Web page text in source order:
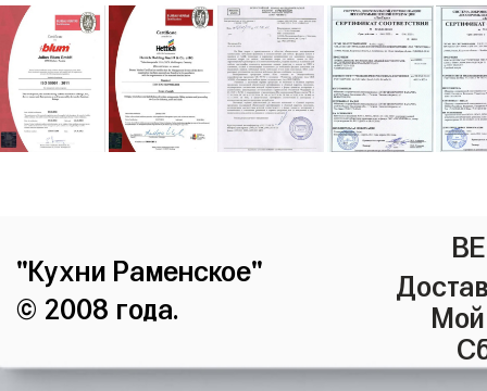
"Кухни Раменское"
© 2008 года.